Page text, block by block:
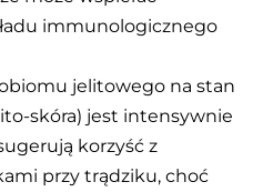
immunologicznego
jelitowego na stan
skóra) jest intensywnie
korzyść z
przy trądziku, choć